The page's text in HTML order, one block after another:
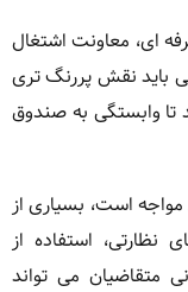
ای، معاونت اشتغال
باید نقش پررنگ تری
تا وابستگی به صندوق
است، بسیاری از
نظارتی، استفاده از
متقاضیان می تواند